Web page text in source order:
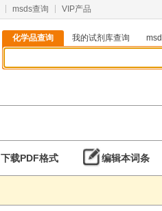
msds查询 VIP产品
化学品查询 我的试剂库查询
下载PDF格式 编辑本词条